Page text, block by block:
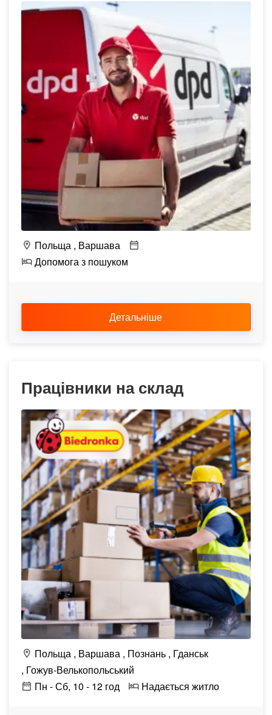
Польща Варшава
Допомога з пошуком
Детальніше
Працівники на склад
Польща Варшава Познань Гданськ
Гожув-Велькопольський
Пн - Сб, 10 - 12 год
Надається житло